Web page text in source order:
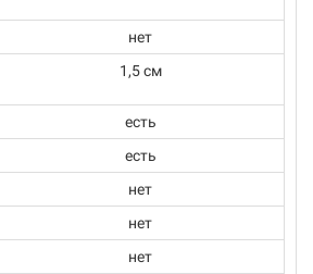
нет
1,5 см
есть
есть
нет
нет
нет